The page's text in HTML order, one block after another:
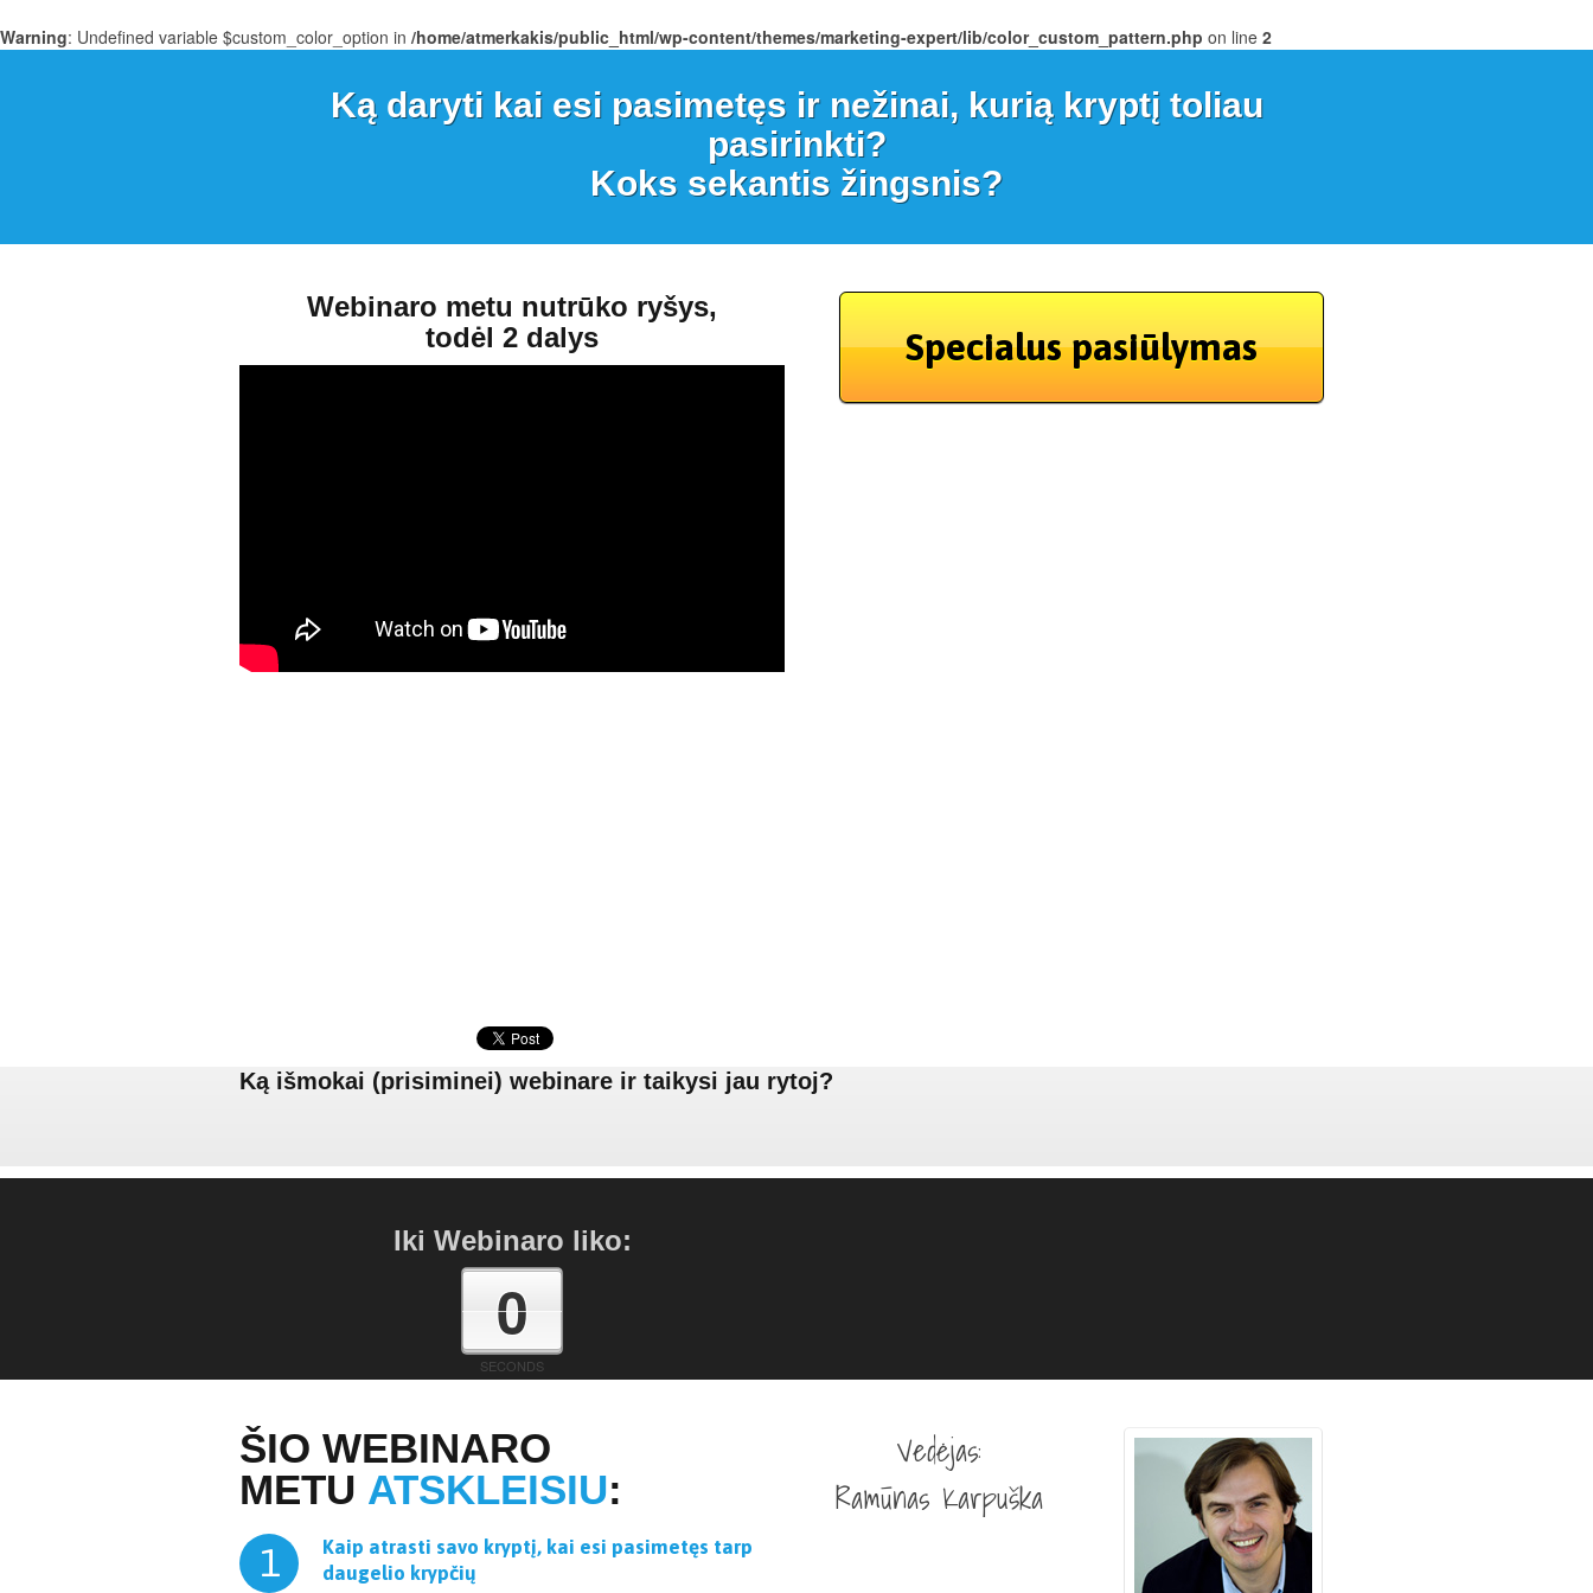
Warning: Undefined variable $custom_color_option in /home/atmerkakis/public_html/wp-content/themes/marketing-expert/lib/color_custom_pattern.php on line 2
Ką daryti kai esi pasimetęs ir nežinai, kurią kryptį toliau
pasirinkti?
Koks sekantis žingsnis?
Webinaro metu nutrūko ryšys,
todėl 2 dalys
Specialus pasiūlymas
Ką išmokai (prisiminei) webinare ir taikysi jau rytoj?
Iki Webinaro liko:
0
SECONDS
ŠIO WEBINARO
METU ATSKLEISIU:
1
Kaip atrasti savo kryptį, kai esi pasimetęs tarp
daugelio krypčių
Vedėjas:
Ramūnas Karpuška